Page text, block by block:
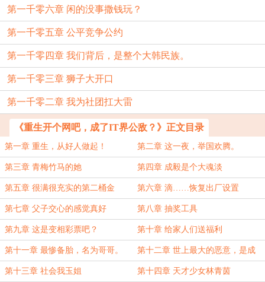
第一千零六章 闲的没事撒钱玩？
第一千零五章 公平竞争公约
第一千零四章 我们背后，是整个大韩民族。
第一千零三章 狮子大开口
第一千零二章 我为社团扛大雷
《重生开个网吧，成了IT界公敌？》正文目录
第一章 重生，从好人做起！ 第二章 这一夜，举国欢腾。
第三章 青梅竹马的她 第四章 成毅是个大魂淡
第五章 很满很充实的第二桶金 第六章 滴……恢复出厂设置
第七章 父子交心的感觉真好 第八章 抽奖工具
第九章 这是变相彩票吧？ 第十章 给家人们送福利
第十一章 最惨备胎，名为哥哥。 第十二章 世上最大的恶意，是成
见。
第十三章 社会我玉姐 第十四章 天才少女林青茵